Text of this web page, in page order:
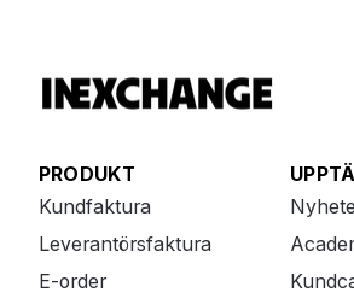
PRODUKT
Kundfaktura
Leverantörsfaktura
E-order